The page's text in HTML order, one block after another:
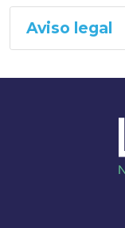
Aviso legal